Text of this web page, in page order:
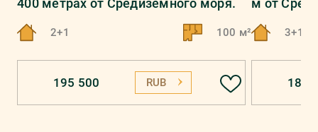
400 метрах от Средиземного моря.
2+1 100 м²
195 500 RUB
м от
3+1
187